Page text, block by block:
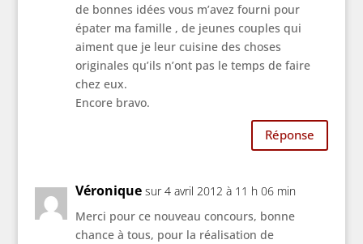
de bonnes idées vous m’avez fourni pour
épater ma famille , de jeunes couples qui
aiment que je leur cuisine des choses
originales qu’ils n’ont pas le temps de faire
chez eux.
Encore bravo.
Réponse
Véronique sur 4 avril 2012 à 11 h 06 min
Merci pour ce nouveau concours, bonne
chance à tous, pour la réalisation de